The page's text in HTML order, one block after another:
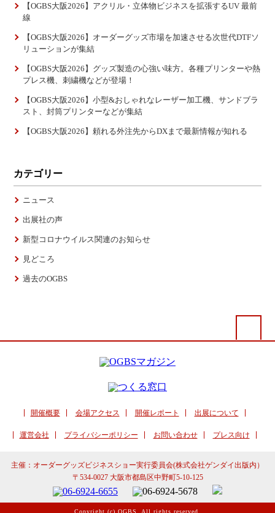
【OGBS大阪2026】アクリル・立体物ビジネスを拡張するUV 最前
線
【OGBS大阪2026】オーダーグッズ市場を加速させる次世代DTFソ
リューションが集結
【OGBS大阪2026】グッズ製造の心強い味方。各種プリンターや熱
プレス機、刺繍機などが登場！
【OGBS大阪2026】小型&おしゃれなレーザー加工機、サンドブラ
スト、封筒プリンターなどが集結
【OGBS大阪2026】頼れる外注先からDXまで最新情報が知れる
カテゴリー
ニュース
出展社の声
新型コロナウイルス関連のお知らせ
見どころ
過去のOGBS
開催概要 会場アクセス 開催レポート 出展について
運営会社 プライバシーポリシー お問い合わせ プレス向け
主催：オーダーグッズビジネスショー実行委員会(株式会社ゲンダイ出版内）
〒534-0027 大阪市都島区中野町5-10-125
Copyright (c) OGBS. All rights reserved.